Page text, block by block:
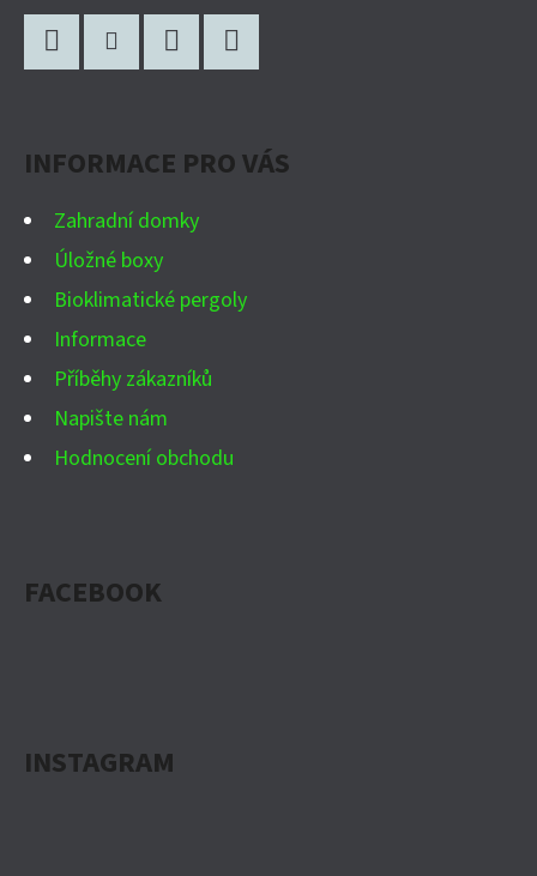
INFORMACE PRO VÁS
Zahradní domky
Úložné boxy
Bioklimatické pergoly
Informace
Příběhy zákazníků
Napište nám
Hodnocení obchodu
FACEBOOK
INSTAGRAM